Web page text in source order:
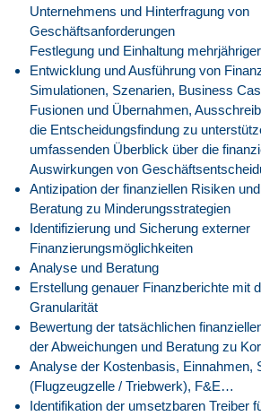
Unternehmens und Hinterfragung von
Geschäftsanforderungen
Festlegung und Einhaltung
Entwicklung und Ausführung von
Simulationen, Szenarien, Business
Fusionen und Übernahmen,
die Entscheidungsfindung zu
umfassenden Überblick über die
Auswirkungen von
Antizipation der finanziellen Risiken
Beratung zu Minderungsstrategien
Identifizierung und Sicherung externer
Finanzierungsmöglichkeiten
Analyse und Beratung
Erstellung genauer Finanzberichte mit
Granularität
Bewertung der tatsächlichen
der Abweichungen und Beratung zu
Analyse der Kostenbasis, Einnahmen,
(Flugzeugzelle / Triebwerk), F&E…
Identifikation der umsetzbaren Treiber